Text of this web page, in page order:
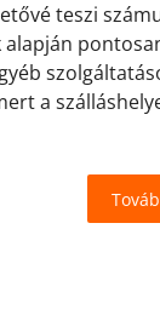
teszi
alapján
a